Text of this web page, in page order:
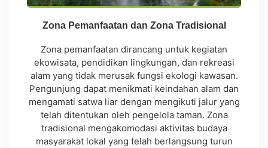
Zona Pemanfaatan dan Zona Tradisional
Zona pemanfaatan dirancang untuk kegiatan
ekowisata, pendidikan lingkungan, dan rekreasi
alam yang tidak merusak fungsi ekologi kawasan.
Pengunjung dapat menikmati keindahan alam dan
mengamati satwa liar dengan mengikuti jalur yang
telah ditentukan oleh pengelola taman. Zona
tradisional mengakomodasi aktivitas budaya
masyarakat lokal yang telah berlangsung turun